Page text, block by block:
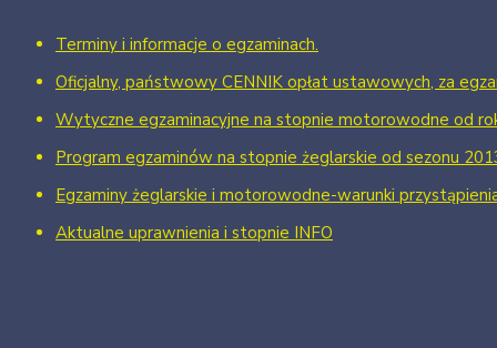
Terminy i informacje o egzaminach.
Oficjalny, państwowy CENNIK opłat ustawowych, za
Wytyczne egzaminacyjne na stopnie motorowodne od
Program egzaminów na stopnie żeglarskie od sezonu
Egzaminy żeglarskie i motorowodne-warunki
Aktualne uprawnienia i stopnie INFO